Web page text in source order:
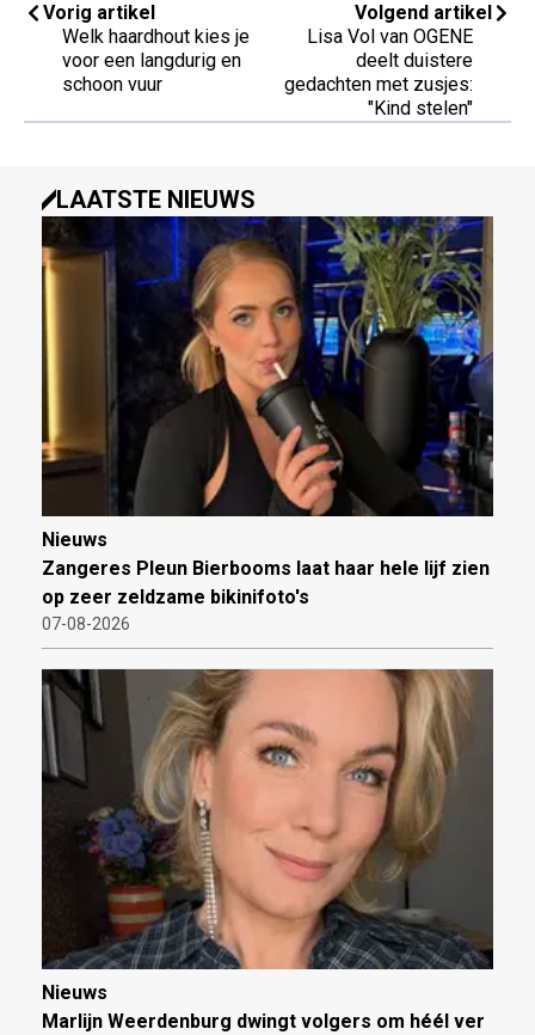
Vorig artikel
Welk haardhout kies je
voor een langdurig en
schoon vuur
Volgend artikel
Lisa Vol van OGENE
deelt duistere
gedachten met zusjes:
"Kind stelen"
LAATSTE NIEUWS
Nieuws
Zangeres Pleun Bierbooms laat haar hele lijf zien
op zeer zeldzame bikinifoto's
07-08-2026
Nieuws
Marlijn Weerdenburg dwingt volgers om héél ver